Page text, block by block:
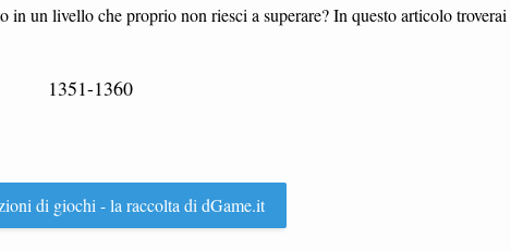
in un livello che proprio non riesci a superare? In questo articolo troverai
1351-1360
di giochi - la raccolta di dGame.it